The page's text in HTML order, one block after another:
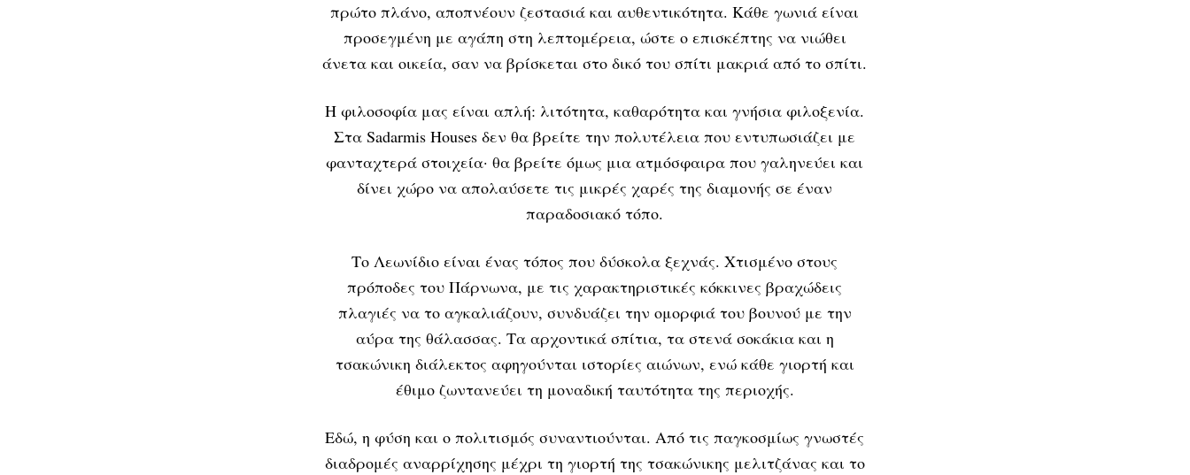
πρώτο πλάνο, αποπνέουν ζεστασιά και αυθεντικότητα. Κάθε γωνιά είναι
προσεγμένη με αγάπη στη λεπτομέρεια, ώστε ο επισκέπτης να νιώθει
άνετα και οικεία, σαν να βρίσκεται στο δικό του σπίτι μακριά από το σπίτι.
Η φιλοσοφία μας είναι απλή: λιτότητα, καθαρότητα και γνήσια φιλοξενία.
Στα Sadarmis Houses δεν θα βρείτε την πολυτέλεια που εντυπωσιάζει με
φανταχτερά στοιχεία· θα βρείτε όμως μια ατμόσφαιρα που γαληνεύει και
δίνει χώρο να απολαύσετε τις μικρές χαρές της διαμονής σε έναν
παραδοσιακό τόπο.
Το Λεωνίδιο είναι ένας τόπος που δύσκολα ξεχνάς. Χτισμένο στους
πρόποδες του Πάρνωνα, με τις χαρακτηριστικές κόκκινες βραχώδεις
πλαγιές να το αγκαλιάζουν, συνδυάζει την ομορφιά του βουνού με την
αύρα της θάλασσας. Τα αρχοντικά σπίτια, τα στενά σοκάκια και η
τσακώνικη διάλεκτος αφηγούνται ιστορίες αιώνων, ενώ κάθε γιορτή και
έθιμο ζωντανεύει τη μοναδική ταυτότητα της περιοχής.
Εδώ, η φύση και ο πολιτισμός συναντιούνται. Από τις παγκοσμίως γνωστές
διαδρομές αναρρίχησης μέχρι τη γιορτή της τσακώνικης μελιτζάνας και το